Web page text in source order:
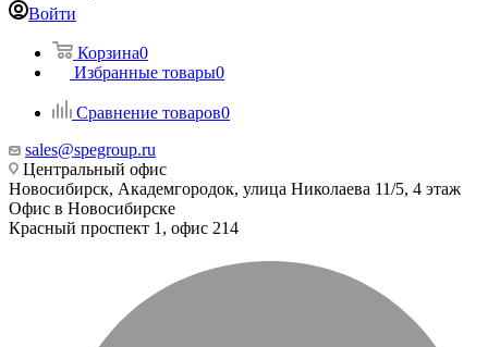
Войти
Корзина0
Избранные товары0
Сравнение товаров0
sales@spegroup.ru
Центральный офис
Новосибирск, Академгородок, улица Николаева 11/5, 4 этаж
Офис в Новосибирске
Красный проспект 1, офис 214